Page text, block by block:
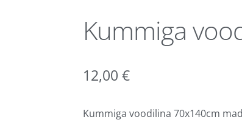
Kummiga
12,00 €
Kummiga voodilina 70x140cm